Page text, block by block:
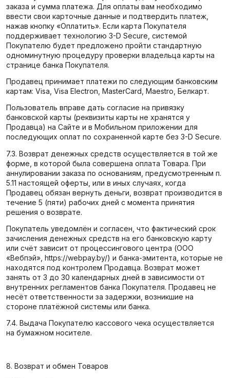
заказа и сумма платежа. Для оплаты вам необходимо
ввести свои карточные данные и подтвердить платеж,
нажав кнопку «Оплатить». Если карта Покупателя
поддерживает технологию 3-D Secure, системой
Покупателю будет предложено пройти стандартную
одноминутную процедуру проверки владельца карты на
странице банка Покупателя.
Продавец принимает платежи по следующим банковским
картам: Visa, Visa Electron, MasterCard, Maestro, Белкарт.
Пользователь вправе дать согласие на привязку
банковской карты (реквизиты карты не хранятся у
Продавца) на Сайте и в Мобильном приложении для
последующих оплат по сохраненной карте без 3-D Secure.
7.3. Возврат денежных средств осуществляется в той же
форме, в которой была совершена оплата Товара. При
аннулировании заказа по основаниям, предусмотренным п.
5.11 настоящей оферты, или в иных случаях, когда
Продавец обязан вернуть деньги, возврат производится в
течение 5 (пяти) рабочих дней с момента принятия
решения о возврате.
Покупатель уведомлён и согласен, что фактический срок
зачисления денежных средств на его банковскую карту
или счёт зависит от процессингового центра (ООО
«Вебпэй», https://webpay.by/) и банка-эмитента, которые не
находятся под контролем Продавца. Возврат может
занять от 3 до 30 календарных дней в зависимости от
внутренних регламентов банка Покупателя. Продавец не
несёт ответственности за задержки, возникшие на
стороне платёжной системы или банка.
7.4. Выдача Покупателю кассового чека осуществляется
на бумажном носителе.
8. Возврат и обмен Товаров